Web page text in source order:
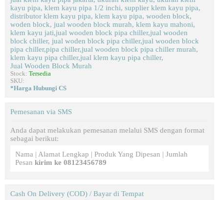
Jual Wooden Block Murah
Stock: Tersedia
SKU:
*Harga Hubungi CS
Pemesanan via SMS
Anda dapat melakukan pemesanan melalui SMS dengan format
sebagai berikut:
Nama | Alamat Lengkap | Produk Yang Dipesan | Jumlah
Pesan kirim ke 08123456789
Cash On Delivery (COD) / Bayar di Tempat